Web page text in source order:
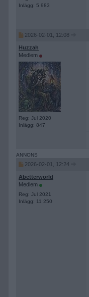
Inlägg: 5 983
2026-02-01, 12:08
Huzzah
Medlem
Reg: Jul 2020
Inlägg: 847
2026-02-01, 12:24
Abetterworld
Medlem
Reg: Jul 2021
Inlägg: 11 250